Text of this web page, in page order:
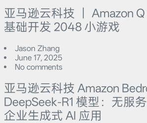
亚马逊云科技 ｜ Amazon
基础开发 2048 小游戏
Jason Zhang
June 17, 2025
No comments
亚马逊云科技 Amazon
DeepSeek-R1 模型：无服
企业生成式 AI 应用